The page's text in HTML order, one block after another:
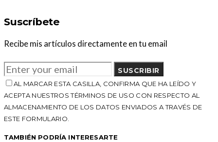
Suscríbete
Recibe mis artículos directamente en tu email
SUSCRIBIR
AL MARCAR ESTA CASILLA, CONFIRMA QUE HA LEÍDO Y
ACEPTA NUESTROS TÉRMINOS DE USO CON RESPECTO AL
ALMACENAMIENTO DE LOS DATOS ENVIADOS A TRAVÉS DE
ESTE FORMULARIO.
TAMBIÉN PODRÍA INTERESARTE